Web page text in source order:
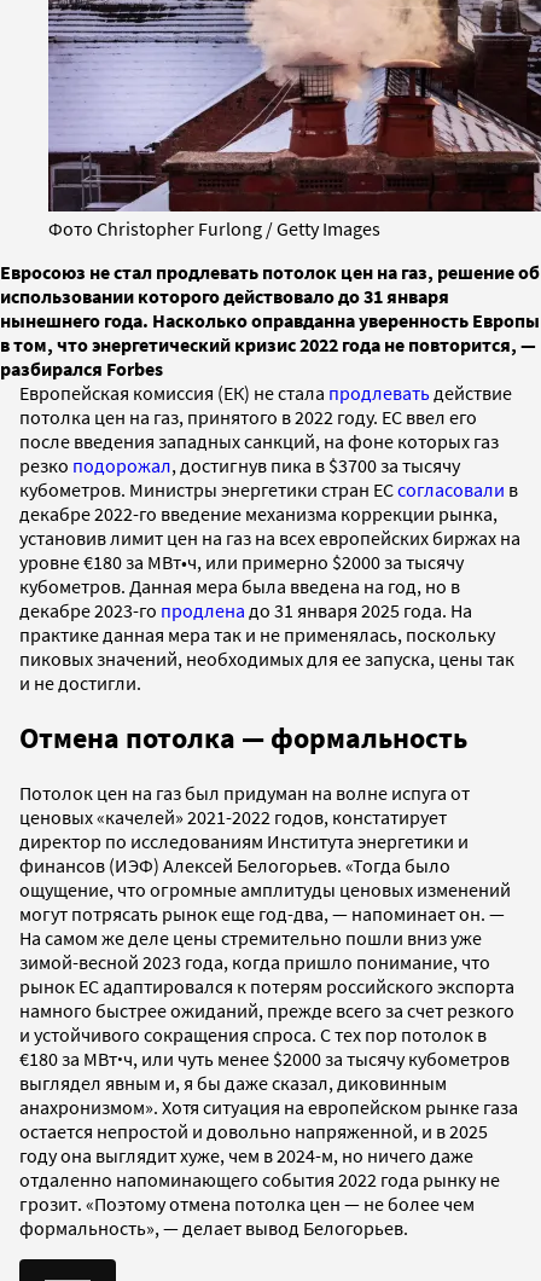
Фото Christopher Furlong / Getty Images
Евросоюз не стал продлевать потолок цен на газ, решение об
использовании которого действовало до 31 января
нынешнего года. Насколько оправданна уверенность Европы
в том, что энергетический кризис 2022 года не повторится, —
разбирался Forbes
Европейская комиссия (ЕК) не стала продлевать действие
потолка цен на газ, принятого в 2022 году. ЕС ввел его
после введения западных санкций, на фоне которых газ
резко подорожал, достигнув пика в $3700 за тысячу
кубометров. Министры энергетики стран ЕСсогласовали в
декабре 2022-го введение механизма коррекции рынка,
установив лимит цен на газ на всех европейских биржах на
уровне €180 за МВт•ч, или примерно $2000 за тысячу
кубометров. Данная мера была введена на год, но в
декабре 2023-го продлена до 31 января 2025 года. На
практике данная мера так и не применялась, поскольку
пиковых значений, необходимых для ее запуска, цены так
и не достигли.
Отмена потолка — формальность
Потолок цен на газ был придуман на волне испуга от
ценовых «качелей» 2021-2022 годов, констатирует
директор по исследованиям Института энергетики и
финансов (ИЭФ) Алексей Белогорьев. «Тогда было
ощущение, что огромные амплитуды ценовых изменений
могут потрясать рынок еще год-два, — напоминает он. —
На самом же деле цены стремительно пошли вниз уже
зимой-весной 2023 года, когда пришло понимание, что
рынок ЕС адаптировался к потерям российского экспорта
намного быстрее ожиданий, прежде всего за счет резкого
и устойчивого сокращения спроса. С тех пор потолок в
€180 за МВт·ч, или чуть менее $2000 за тысячу кубометров
выглядел явным и, я бы даже сказал, диковинным
анахронизмом». Хотя ситуация на европейском рынке газа
остается непростой и довольно напряженной, и в 2025
году она выглядит хуже, чем в 2024-м, но ничего даже
отдаленно напоминающего события 2022 года рынку не
грозит. «Поэтому отмена потолка цен — не более чем
формальность», — делает вывод Белогорьев.